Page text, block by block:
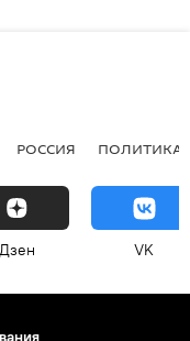
РОССИЯ ПОЛИТИКА
Дзен VK